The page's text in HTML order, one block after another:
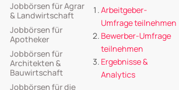
Jobbörsen für Agrar
& Landwirtschaft
Jobbörsen für
Apotheker
Jobbörsen für
Architekten &
Bauwirtschaft
Jobbörsen für die
Arbeitgeber-
Umfrage teilnehmen
Bewerber-Umfrage
teilnehmen
Ergebnisse &
Analytics